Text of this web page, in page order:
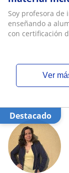
Soy profesora de
enseñando a
con certificación
ver
Destacado